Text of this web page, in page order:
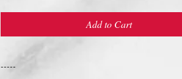
Add to Cart
-----